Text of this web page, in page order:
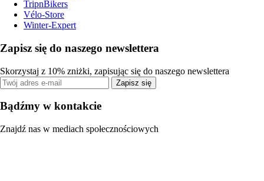
TripnBikers
Vélo-Store
Winter-Expert
Zapisz się do naszego newslettera
Skorzystaj z 10% zniżki, zapisując się do naszego newslettera
Zapisz się
Bądźmy w kontakcie
Znajdź nas w mediach społecznościowych